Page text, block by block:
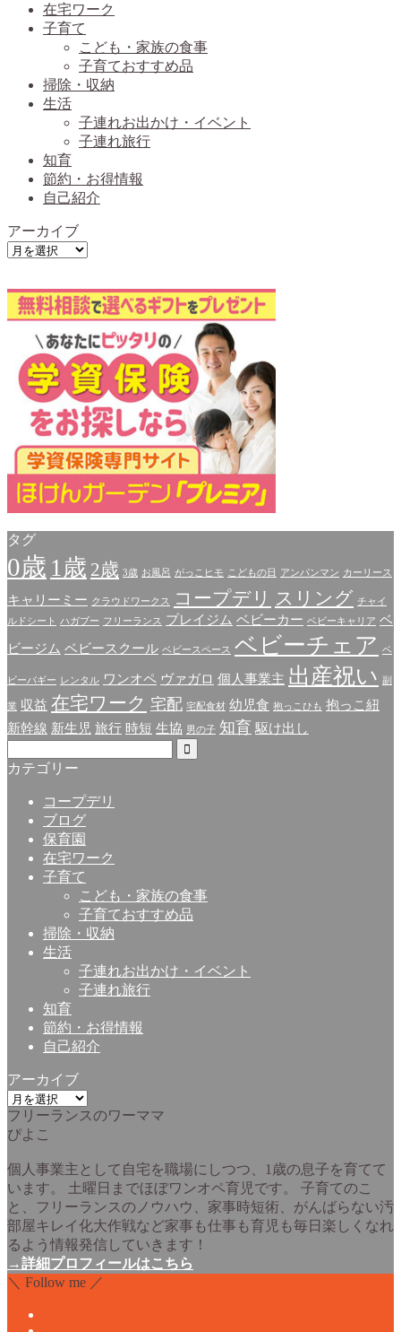
在宅ワーク
子育て
こども・家族の食事
子育ておすすめ品
掃除・収納
生活
子連れお出かけ・イベント
子連れ旅行
知育
節約・お得情報
自己紹介
アーカイブ
ア
カ
イ
ブ
タグ
0歳 1歳 2歳 3歳 お風呂 がっこヒモ こどもの日 アンパンマン カーリース
キャリーミー クラウドワークス コープデリ スリング チャイ
ルドシート
ハガブー フリーランス プレイジム ベビーカー ベビーキャリア ベ
ビージム ベビースクール ベビースペース ベビーチェア ベ
ビーバギー レンタル ワンオペ ヴァガロ 個人事業主 出産祝い 副
業 収益 在宅ワーク 宅配 宅配食材 幼児食 抱っこひも 抱っこ紐
新幹線 新生児 旅行 時短 生協 男の子 知育 駆け出し
カテゴリー
コープデリ
ブログ
保育園
在宅ワーク
子育て
こども・家族の食事
子育ておすすめ品
掃除・収納
生活
子連れお出かけ・イベント
子連れ旅行
知育
節約・お得情報
自己紹介
アーカイブ
ア
ー
カ
ブ
フリーランスのワーママ
ぴよこ
個人事業主として自宅を職場にしつつ、1歳の息子を育てて
います。 土曜日までほぼワンオペ育児です。 子育てのこ
と、フリーランスのノウハウ、家事時短術、がんばらない汚
部屋キレイ化大作戦など家事も仕事も育児も毎日楽しくなれ
るよう情報発信していきます！
→詳細プロフィールはこちら
＼ Follow me ／